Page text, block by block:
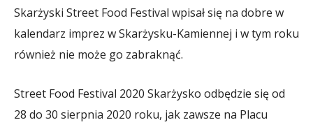
Skarżyski Street Food Festival wpisał się na dobre w
kalendarz imprez w Skarżysku-Kamiennej i w tym roku
również nie może go zabraknąć.
Street Food Festival 2020 Skarżysko odbędzie się od
28 do 30 sierpnia 2020 roku, jak zawsze na Placu